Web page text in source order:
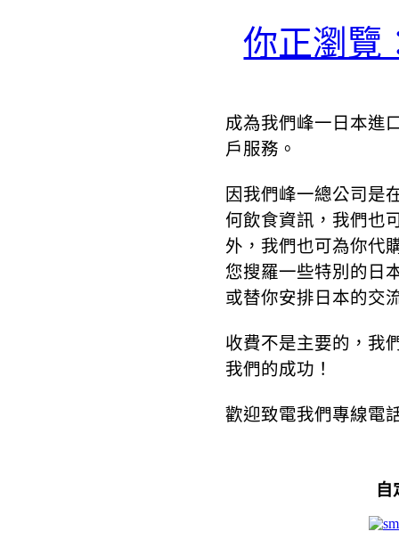
你正瀏覽
成為我們峰一日本進
戶服務。
因我們峰一總公司是
何飲食資訊，我們也
外，我們也可為你代
您搜羅一些特別的日
或替你安排日本的交
收費不是主要的，我
我們的成功！
歡迎致電我們專線電
自